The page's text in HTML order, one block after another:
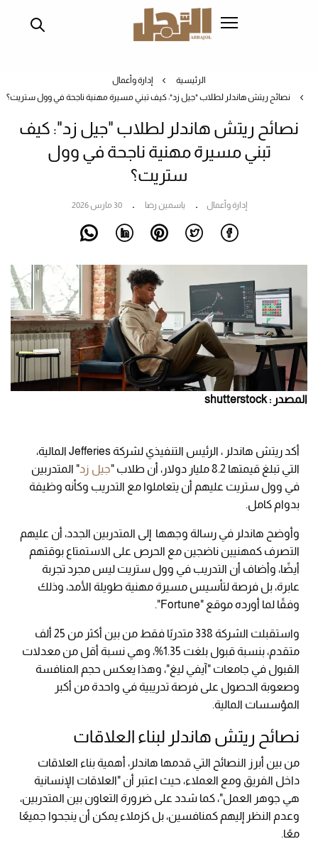
الرئيسية
إدارة وأعمال
نصائح ريتش هاندلر لطلاب "جيل زد": كيف تبني مسيرة مهنية ناجحة في وول ستريت؟
نصائح ريتش هاندلر لطلاب "جيل زد": كيف
تبني مسيرة مهنية ناجحة في وول
ستريت؟
إدارة وأعمال ياسمين رضا 30 مارس 2026
المصدر : shutterstock
أكد ريتش هاندلر ، الرئيس التنفيذي لشركة Jefferies المالية،
التي تبلغ قيمتها 8.2 مليار دولار، أن طلاب "
جيل زد" المتدربين
في وول ستريت عليهم أن يتعاملوا مع التدريب وكأنه وظيفة
بدوام كامل.
وأوضح هاندلر في رسالة وجهها إلى المتدربين الجدد، أن عليهم
التصرف كمهنيين ناضجين مع الحرص على الاستمتاع بوقتهم
أيضًا، وأضاف أن التدريب في وول ستريت ليس مجرد تجربة
عابرة، بل فرصة لتأسيس مسيرة مهنية طويلة الأمد، وذلك
وفقًا لما أورده موقع "Fortune".
واستقبلت الشركة 338 متدربًا فقط من بين أكثر من 25 ألف
متقدم، بنسبة قبول بلغت 1.35%، وهي نسبة أقل من معدلات
القبول في جامعات "آيفي ليغ"، وهذا يعكس حجم المنافسة
وصعوبة الحصول على فرصة تدريبية في واحدة من أكبر
المؤسسات المالية.
نصائح ريتش هاندلر لبناء العلاقات
من بين أبرز النصائح التي قدمها هاندلر، أهمية بناء العلاقات
داخل الفريق ومع العملاء، حيث اعتبر أن "العلاقات الإنسانية
هي جوهر العمل"، كما شدد على ضرورة التعاون بين المتدربين،
وعدم النظر إليهم كمنافسين، بل كزملاء يمكن أن ينجحوا جميعًا
معًا.